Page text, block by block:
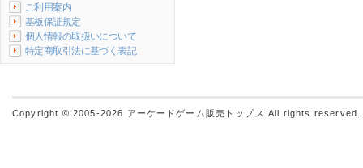
ご利用案内
基板保証規定
個人情報の取扱いについて
特定商取引法に基づく表記
Copyright © 2005-2026 アーケードゲーム販売トップス All rights reserved.